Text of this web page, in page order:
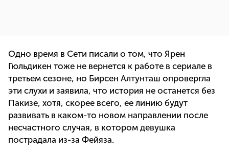
Одно время в Сети писали о том, что Ярен
Гюльдикен тоже не вернется к работе в сериале в
третьем сезоне, но Бирсен Алтунташ опровергла
эти слухи и заявила, что история не останется без
Пакизе, хотя, скорее всего, ее линию будут
развивать в каком-то новом направлении после
несчастного случая, в котором девушка
пострадала из-за Фейяза.